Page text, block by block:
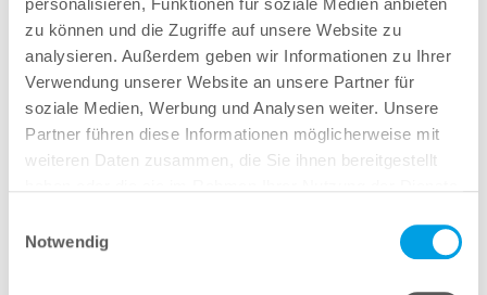
personalisieren, Funktionen für soziale Medien anbieten
zu können und die Zugriffe auf unsere Website zu
analysieren. Außerdem geben wir Informationen zu Ihrer
Verwendung unserer Website an unsere Partner für
soziale Medien, Werbung und Analysen weiter. Unsere
Partner führen diese Informationen möglicherweise mit
weiteren Daten zusammen, die Sie ihnen bereitgestellt
Notwendig
außergewöhnlich flexible Produktion und ist äußerst
rentabel.
Erstellen Sie mit dem F900anspruchsvolle
Funktionsprototypen, Produktionsbauteile,
Betriebsmittel, Vorrichtungen und Werkzeuge mit
die gleichen Standard-Hochleistungsthermoplaste,